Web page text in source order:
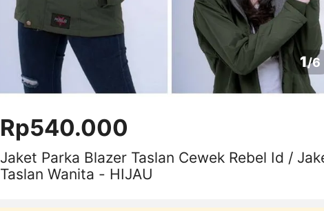
1/6
Rp540.000
Jaket Parka Blazer Taslan Cewek Rebel Id /
Taslan Wanita - HIJAU